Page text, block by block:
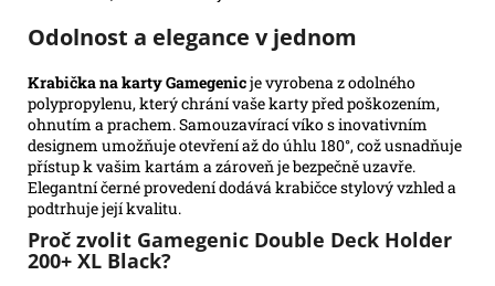
Odolnost a elegance v jednom
Krabička na karty Gamegenicje vyrobena z odolného
polypropylenu, který chrání vaše karty před poškozením,
ohnutím a prachem. Samouzavírací víko s inovativním
designem umožňuje otevření až do úhlu 180°, což usnadňuje
přístup k vašim kartám a zároveň je bezpečně uzavře.
Elegantní černé provedení dodává krabičce stylový vzhled a
podtrhuje její kvalitu.
Proč zvolit Gamegenic Double Deck Holder
200+ XL Black?